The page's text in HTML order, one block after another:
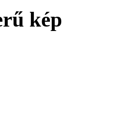
kép